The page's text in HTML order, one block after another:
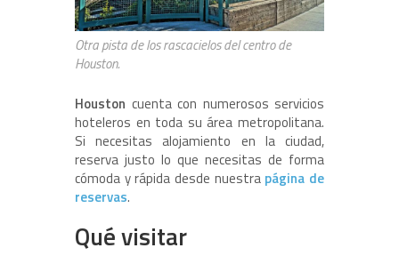
Otra pista de los rascacielos del centro de
Houston.
Houston cuenta con numerosos servicios
hoteleros en toda su área metropolitana.
Si necesitas alojamiento en la ciudad,
reserva justo lo que necesitas de forma
cómoda y rápida desde nuestrapágina de
reservas.
Qué visitar